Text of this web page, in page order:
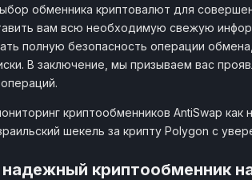
обменника криптовалют для
вам всю необходимую свежую
полную безопасность операции
В заключение, мы призываем вас
криптообменников AntiSwap
шекель за крипту Polygon с
криптообменник